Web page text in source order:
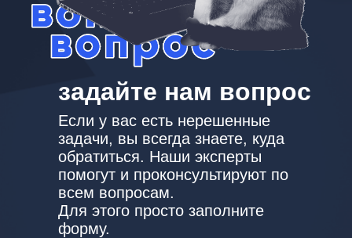
задайте нам вопрос
Если у вас есть нерешенные
задачи, вы всегда знаете, куда
обратиться. Наши эксперты
помогут и проконсультируют по
всем вопросам.
Для этого просто заполните
форму.